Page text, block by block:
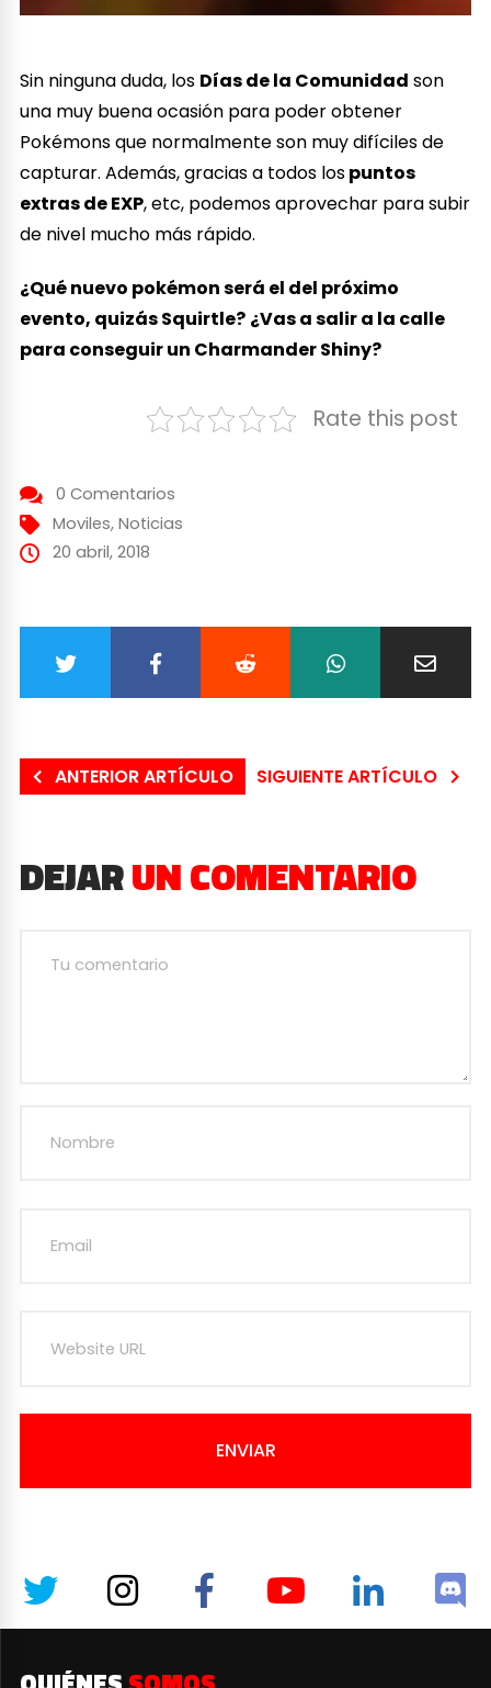
Sin ninguna duda, los Días de la Comunidad son
una muy buena ocasión para poder obtener
Pokémons que normalmente son muy difíciles de
capturar. Además, gracias a todos lospuntos
extras de EXP, etc, podemos aprovechar para subir
de nivel mucho más rápido.
¿Qué nuevo pokémon será el del próximo
evento, quizás Squirtle? ¿Vas a salir a la calle
para conseguir un Charmander Shiny?
Rate this post
0 Comentarios
Moviles, Noticias
20 abril, 2018
ANTERIOR ARTÍCULO SIGUIENTE ARTÍCULO
DEJARUN COMENTARIO
ENVIAR